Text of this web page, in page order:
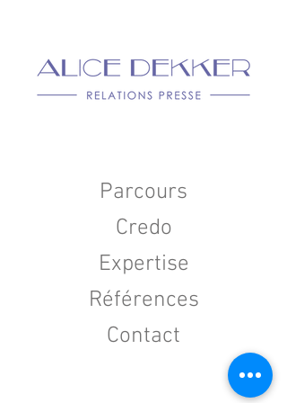
Parcours
Credo
Expertise
Références
Contact